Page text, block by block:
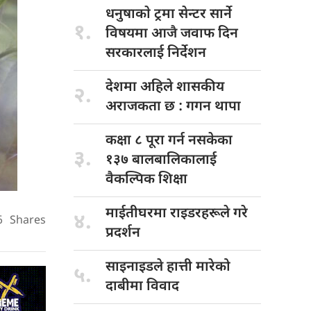
Shares
१.
धनुषाकाे ट्रमासेन्टर सार्ने
विषयमा आजै जवाफ दिन
सरकारलाई निर्देशन
२. देशमा अहिलेशासकीय
अराजकता छ : गगन थापा
३.
कक्षा ८ पूरा गर्न नसकेका
१३७ बालबालिकालाई
वैकल्पिक शिक्षा
४. माईतीघरमा राइडरहरूलेगरे
प्रदर्शन
५. साइनाइडले हात्तीमारेको
दाबीमा विवाद